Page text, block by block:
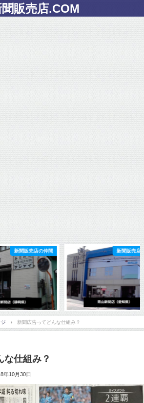
聞販売店.COM
店の仲間 新聞販売店の仲間
新聞広告ってどんな仕組み？
な仕組み？
年10月30日